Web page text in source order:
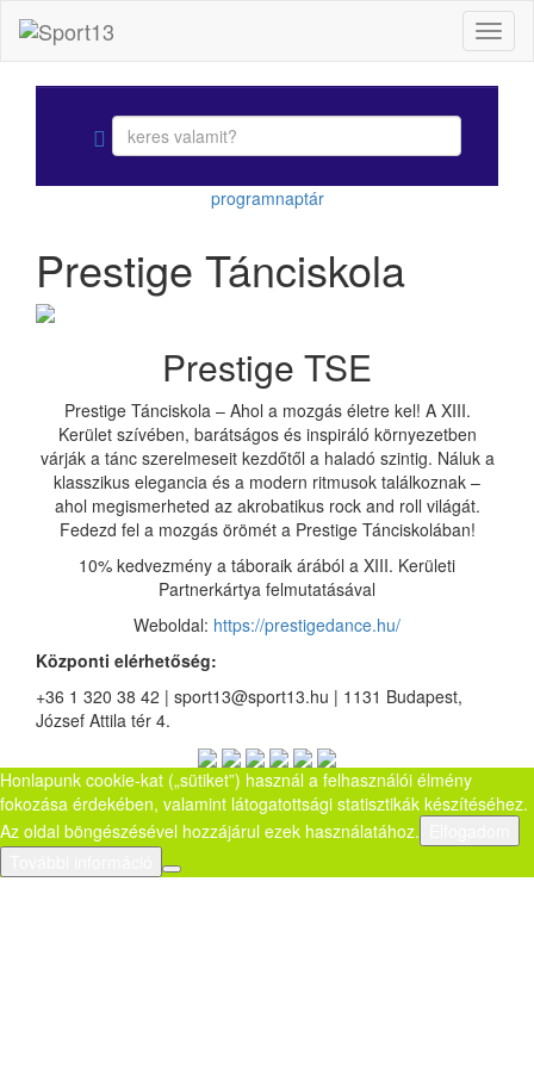
programnaptár
Prestige Tánciskola
Prestige TSE
Prestige Tánciskola – Ahol a mozgás életre kel! A XIII.
Kerület szívében, barátságos és inspiráló környezetben
várják a tánc szerelmeseit kezdőtől a haladó szintig. Náluk a
klasszikus elegancia és a modern ritmusok találkoznak –
ahol megismerheted az akrobatikus rock and roll világát.
Fedezd fel a mozgás örömét a Prestige Tánciskolában!
10% kedvezmény a táboraik árából a XIII. Kerületi
Partnerkártya felmutatásával
Weboldal: https://prestigedance.hu/
Központi elérhetőség:
+36 1 320 38 42 | sport13@sport13.hu | 1131 Budapest,
József Attila tér 4.
Honlapunk cookie-kat („sütiket”) használ a felhasználói élmény
fokozása érdekében, valamint látogatottsági statisztikák készítéséhez.
Az oldal böngészésével hozzájárul ezek használatához.